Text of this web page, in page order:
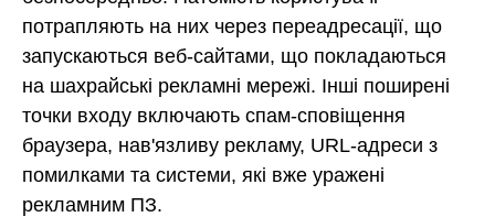
потрапляють на них через переадресації, що
запускаються веб-сайтами, що покладаються
на шахрайські рекламні мережі. Інші поширені
точки входу включають спам-сповіщення
браузера, нав'язливу рекламу, URL-адреси з
помилками та системи, які вже уражені
рекламним ПЗ.